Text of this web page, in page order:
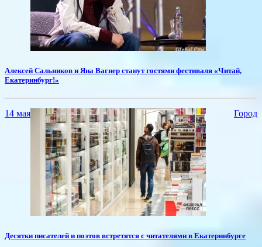
​Алексей Сальников и Яна Вагнер станут гостями фестиваля «Читай,
Екатеринбург!»
14 мая Город
​Десятки писателей и поэтов встретятся с читателями в Екатеринбурге